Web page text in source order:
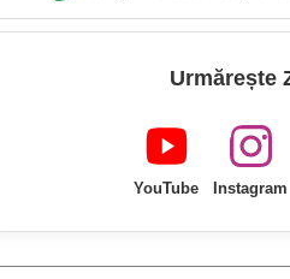
Urmărește
YouTube Instagram